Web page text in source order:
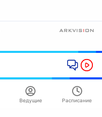
Ведущие Расписание